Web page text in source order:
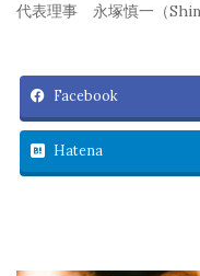
代表理事 永塚慎一（
Facebook
Hatena